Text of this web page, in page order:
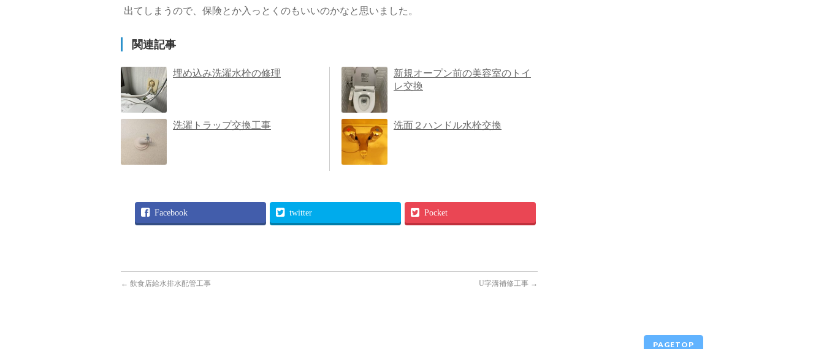
出てしまうので、保険とか入っとくのもいいのかなと思いました。
関連記事
埋め込み洗濯水栓の修理
洗濯トラップ交換工事
新規オープン前の美容室のトイ
レ交換
洗面２ハンドル水栓交換
Facebook twitter Pocket
← 飲食店給水排水配管工事 U字溝補修工事 →
PAGETOP